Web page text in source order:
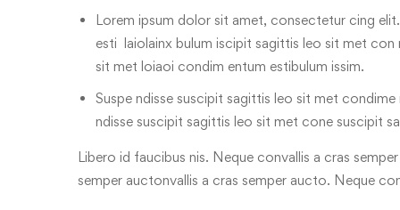
Lorem ipsum dolor sit amet, consectetur cing
esti laiolainx bulum iscipit sagittis leo sit met
sit met loiaoi condim entum estibulum issim.
Suspe ndisse suscipit sagittis leo sit met
ndisse suscipit sagittis leo sit met cone suscipit sa
Libero id faucibus nis. Neque convallis a cras
semper auctonvallis a cras semper aucto. Neque